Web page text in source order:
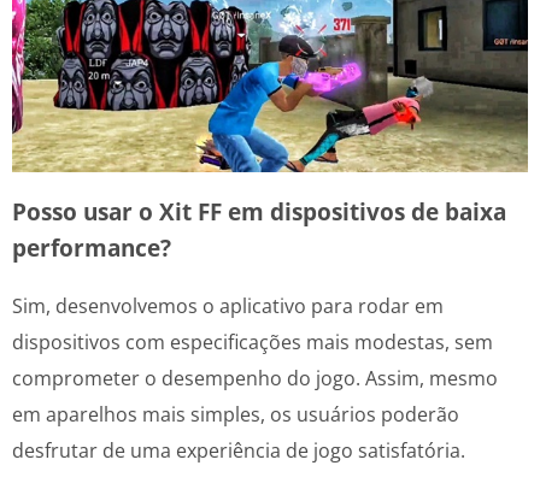
Posso usar o Xit FF em dispositivos de baixa
performance?
Sim, desenvolvemos o aplicativo para rodar em
dispositivos com especificações mais modestas, sem
comprometer o desempenho do jogo. Assim, mesmo
em aparelhos mais simples, os usuários poderão
desfrutar de uma experiência de jogo satisfatória.